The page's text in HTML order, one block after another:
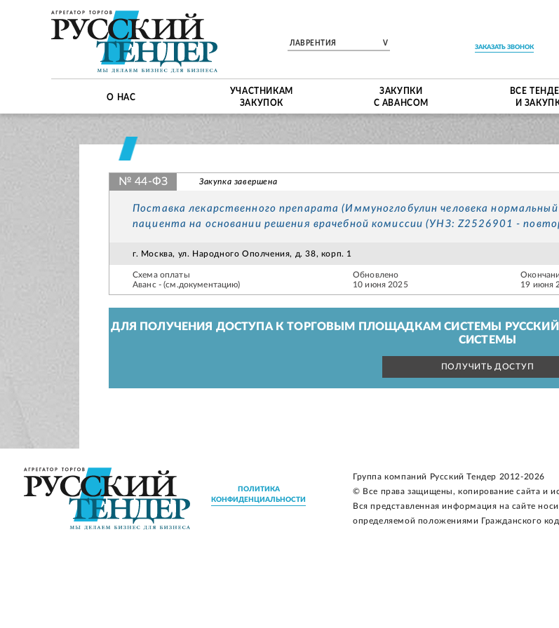
ЛАВРЕНТИЯ V ЗАКАЗАТЬ ЗВОНОК
О НАС
УЧАСТНИКАМ
ЗАКУПОК
ЗАКУПКИ
С АВАНСОМ
ВСЕ
И
№ 44-ФЗ Закупка завершена
Поставка лекарственного препарата (Иммуноглобулин человека
пациента на основании решения врачебной комиссии (УНЗ: Z2526901 -
г. Москва, ул. Народного Ополчения, д. 38, корп. 1
Схема оплаты
Аванс - (см.документацию)
Обновлено
10 июня 2025
19 июня
ДЛЯ ПОЛУЧЕНИЯ ДОСТУПА К ТОРГОВЫМ ПЛОЩАДКАМ СИСТЕМЫ РУССКИЙ
СИСТЕМЫ
ПОЛУЧИТЬ ДОСТУП
ПОЛИТИКА
КОНФИДЕНЦИАЛЬНОСТИ
Группа компаний Русский Тендер 2012-2026
© Все права защищены, копирование сайта и
Вся представленная информация на сайте
определяемой положениями Гражданского